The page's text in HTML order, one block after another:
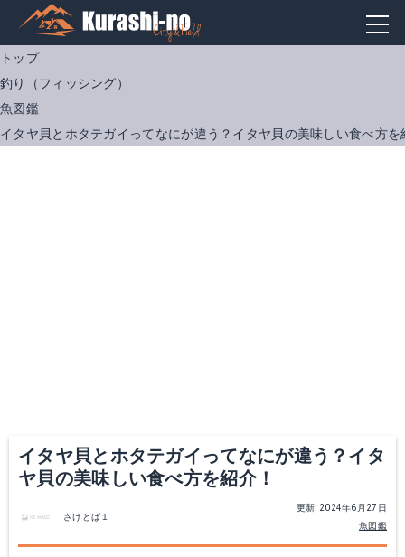
トップ
釣り（フィッシング）
魚図鑑
イタヤ貝とホタテガイってなにが違う？イタヤ貝の美味しい食べ方を
イタヤ貝とホタテガイってなにが違う？イタ
ヤ貝の美味しい食べ方を紹介！
更新: 2024年6月27日
魚図鑑
さけとば１